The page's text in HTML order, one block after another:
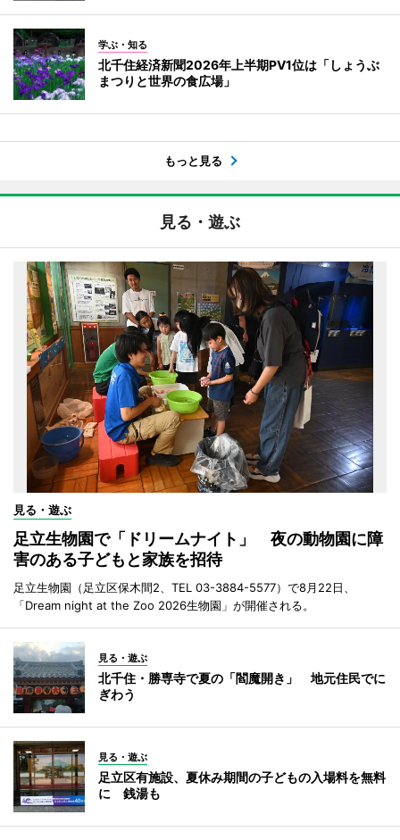
学ぶ・知る
北千住経済新聞2026年上半期PV1位は「しょうぶ
まつりと世界の食広場」
もっと見る
見る・遊ぶ
見る・遊ぶ
足立生物園で「ドリームナイト」 夜の動物園に障
害のある子どもと家族を招待
足立生物園（足立区保木間2、TEL 03-3884-5577）で8月22日、
「Dream night at the Zoo 2026生物園」が開催される。
見る・遊ぶ
北千住・勝専寺で夏の「閻魔開き」 地元住民でに
ぎわう
見る・遊ぶ
足立区有施設、夏休み期間の子どもの入場料を無料
に 銭湯も